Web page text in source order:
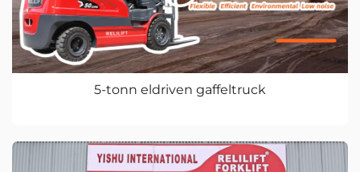
5-tonn eldriven gaffeltruck